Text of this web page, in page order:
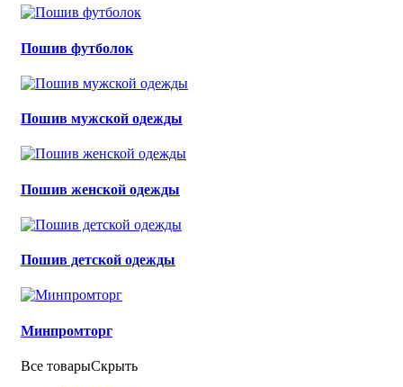
Пошив футболок
Пошив мужской одежды
Пошив женской одежды
Пошив детской одежды
Минпромторг
Все товарыСкрыть